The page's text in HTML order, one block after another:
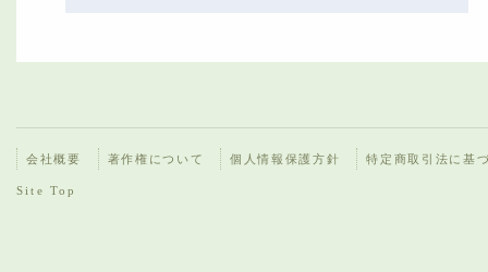
会社概要 著作権について 個人情報保護方針 特定商取引法に基
Site Top